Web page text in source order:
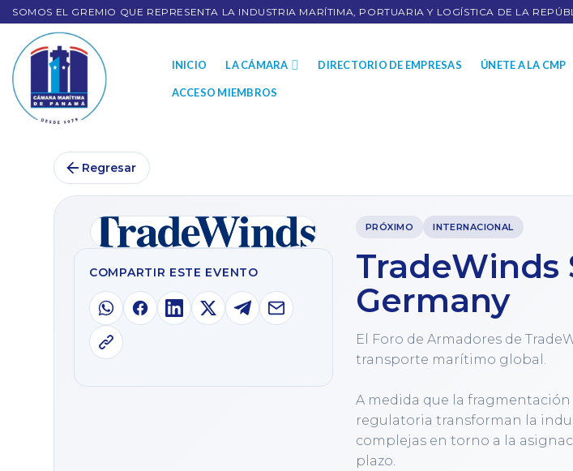
SOMOS EL GREMIO QUE REPRESENTA LA INDUSTRIA MARÍTIMA, PORTUARIA Y LOGÍSTICA DE LA
INICIO LA CÁMARA DIRECTORIO DE EMPRESAS ÚNETE A LA CMP
ACCESO MIEMBROS
Regresar
COMPARTIR ESTE EVENTO
PRÓXIMO INTERNACIONAL
TradeWinds
Germany
El Foro de Armadores de
transporte marítimo global.
A medida que la
regulatoria transforman la
complejas en torno a la
plazo.